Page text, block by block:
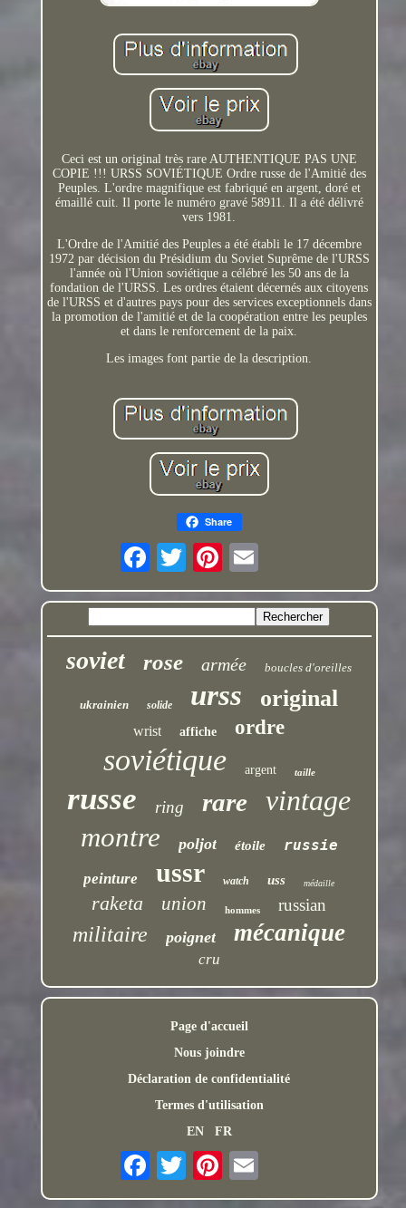
Ceci est un original très rare AUTHENTIQUE PAS UNE
COPIE !!! URSS SOVIÉTIQUE Ordre russe de l'Amitié des
Peuples. L'ordre magnifique est fabriqué en argent, doré et
émaillé cuit. Il porte le numéro gravé 58911. Il a été délivré
vers 1981.
L'Ordre de l'Amitié des Peuples a été établi le 17 décembre
1972 par décision du Présidium du Soviet Suprême de l'URSS
l'année où l'Union soviétique a célébré les 50 ans de la
fondation de l'URSS. Les ordres étaient décernés aux citoyens
de l'URSS et d'autres pays pour des services exceptionnels dans
la promotion de l'amitié et de la coopération entre les peuples
et dans le renforcement de la paix.
Les images font partie de la description.
Share
soviet rose armée boucles d'oreilles
ukrainien solide urss original
wrist affiche ordre
soviétique argent taille
russe ring rare vintage
montre poljot étoile
russie
peinture
ussr watch uss médaille
raketa union hommes russian
militaire poignet mécanique
cru
Page d'accueil
Nous joindre
Déclaration de confidentialité
Termes d'utilisation
EN
FR